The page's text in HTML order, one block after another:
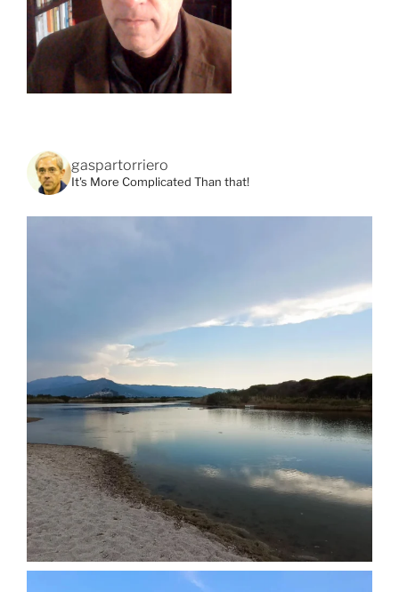
gaspartorriero
It's More Complicated Than that!